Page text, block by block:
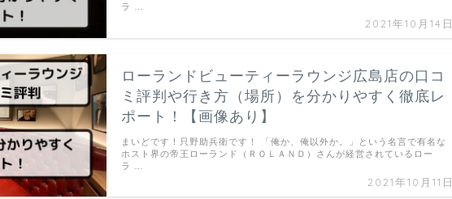
2021年10月14日
ラ …
ローランドビューティーラウンジ広島店の口コ
ミ評判や行き方（場所）を分かりやすく徹底レ
ポート！【画像あり】
2021年10月11日
まいどです！只野助兵衛です！ 「俺か、俺以外か。」という名言で有名な
ホスト界の帝王ローランド（ＲＯＬＡＮＤ）さんが経営されているロー
ラ …